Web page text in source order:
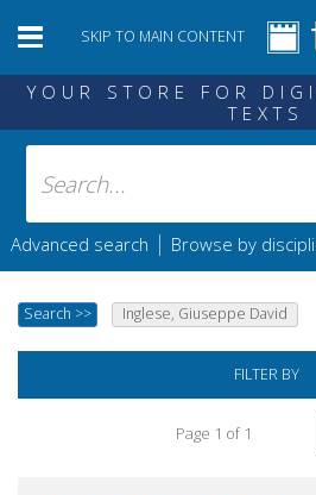
SKIP TO MAIN CONTENT
YOUR STORE FOR
TEXTS
Advanced search | Browse by
Search >> Inglese, Giuseppe David
FILTER BY
Page 1 of 1